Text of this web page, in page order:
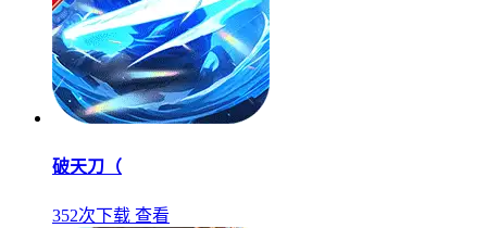
破天刀（
352次下载 查看